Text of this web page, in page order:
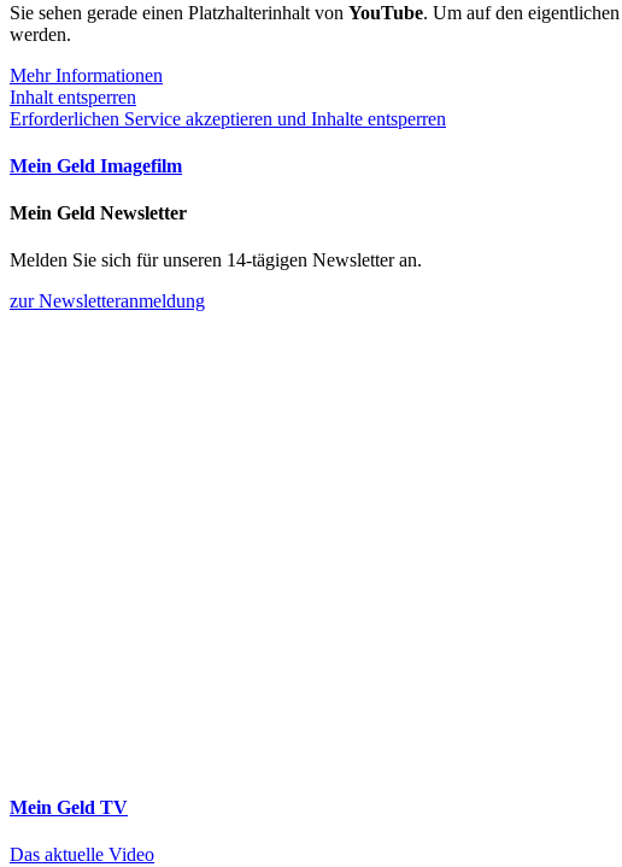
Sie sehen gerade einen Platzhalterinhalt von YouTube. Um auf den
werden.
Mehr Informationen
Inhalt entsperren
Erforderlichen Service akzeptieren und Inhalte entsperren
Mein Geld Imagefilm
Mein Geld Newsletter
Melden Sie sich für unseren 14-tägigen Newsletter an.
zur Newsletteranmeldung
Mein Geld TV
Das aktuelle Video